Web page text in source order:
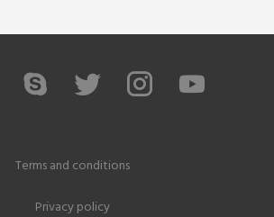
Terms and conditions
Privacy policy